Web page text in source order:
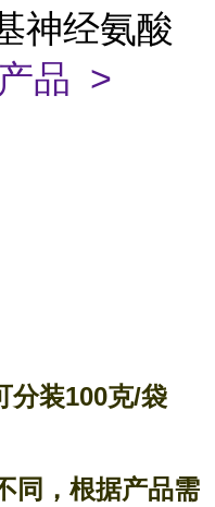
神经氨酸
品 >
分装100克/袋
同，根据产品需